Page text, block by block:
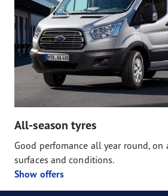
All-season tyres
Good perfomance all year round, on
surfaces and conditions.
Show offers